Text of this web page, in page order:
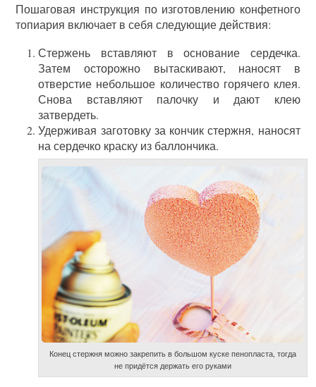
Пошаговая инструкция по изготовлению конфетного
топиария включает в себя следующие действия:
Стержень вставляют в основание сердечка.
Затем осторожно вытаскивают, наносят в
отверстие небольшое количество горячего клея.
Снова вставляют палочку и дают клею
затвердеть.
Удерживая заготовку за кончик стержня, наносят
на сердечко краску из баллончика.
Конец стержня можно закрепить в большом куске пенопласта, тогда
не придётся держать его руками